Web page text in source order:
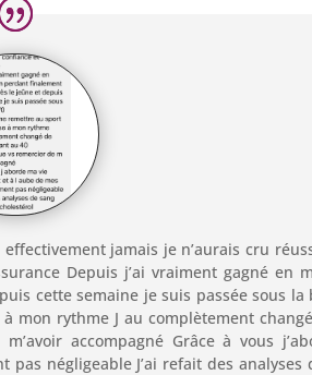
jamais je n’aurais cru
Depuis j’ai vraiment gagné en
cette semaine je suis passée sous la
mon rythme J au complètement
accompagné Grâce à vous
négligeable J’ai refait des analyses